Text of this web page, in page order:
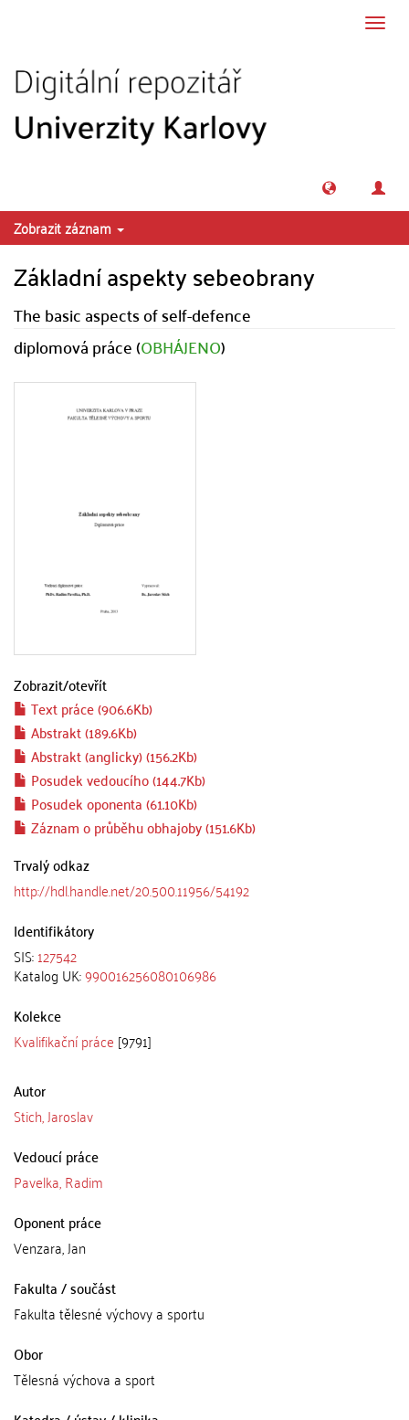
Zobrazit záznam
Základní aspekty sebeobrany
The basic aspects of self-defence
diplomová práce (OBHÁJENO)
Zobrazit/otevřít
Text práce (906.6Kb)
Abstrakt (189.6Kb)
Abstrakt (anglicky) (156.2Kb)
Posudek vedoucího (144.7Kb)
Posudek oponenta (61.10Kb)
Záznam o průběhu obhajoby (151.6Kb)
Trvalý odkaz
http://hdl.handle.net/20.500.11956/54192
Identifikátory
SIS:127542
Katalog UK:990016256080106986
Kolekce
Kvalifikační práce [9791]
Autor
Stich, Jaroslav
Vedoucí práce
Pavelka, Radim
Oponent práce
Venzara, Jan
Fakulta / součást
Fakulta tělesné výchovy a sportu
Obor
Tělesná výchova a sport